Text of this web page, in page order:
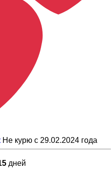
Не курю с 29.02.2024 года
дней